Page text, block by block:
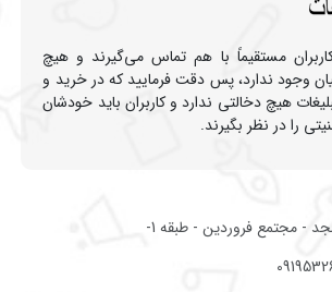
مستقیماً با هم تماس می‌گیرند و هیچ
وجود ندارد، پس دقت فرمایید که در خرید و
هیچ دخالتی ندارد و کاربران باید خودشان
را در نظر بگیرند.
- مجتمع فروردین - طبقه 1-